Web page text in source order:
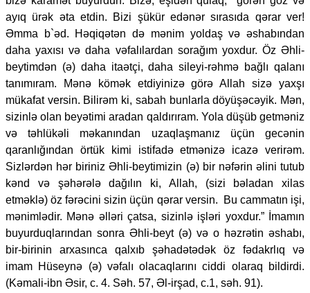
ayıq ürək əta etdin. Bizi şükür edənər sırasıda qərar ver!
Əmma b`əd. Həqiqətən də mənim yoldaş və əshabından
daha yaxısı və daha vəfalılardan sorağım yoxdur. Öz Əhli-
beytimdən (ə) daha itaətçi, daha sileyi-rəhmə bağlı qalanı
tanımıram. Mənə kömək etdiyinizə görə Allah sizə yaxşı
mükafat versin. Bilirəm ki, sabah bunlarla döyüşəcəyik. Mən,
sizinlə olan beyətimi aradan qaldırıram. Yola düşüb getməniz
və təhlükəli məkanından uzaqlaşmanız üçün gecənin
qaranlığından örtük kimi istifadə etmənizə icazə verirəm.
Sizlərdən hər biriniz Əhli-beytimizin (ə) bir nəfərin əlini tutub
kənd və şəhərələ dağılın ki, Allah, (sizi bəladan xilas
etməklə) öz fərəcini sizin üçün qərar versin. Bu cammatın işi,
mənimlədir. Mənə əlləri çatsa, sizinlə işləri yoxdur.” İmamın
buyurduqlarından sonra Əhli-beyt (ə) və o həzrətin əshabı,
bir-birinin arxasınca qalxıb şəhadətədək öz fədakrlıq və
imam Hüseynə (ə) vəfalı olacaqlarını ciddi olaraq bildirdi.
(Kəmali-ibn Əsir, c. 4. Səh. 57, Əl-irşad, c.1, səh. 91).